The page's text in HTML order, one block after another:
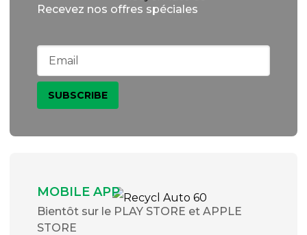
Recevez nos offres spéciales
MOBILE APP
Bientôt sur le PLAY STORE et APPLE
STORE